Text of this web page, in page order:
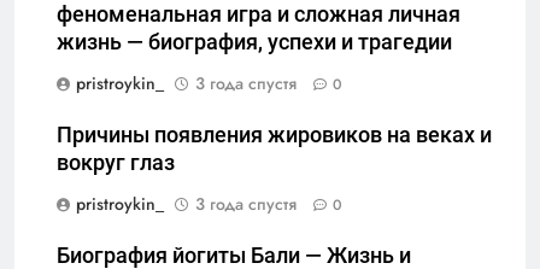
феноменальная игра и сложная личная
жизнь — биография, успехи и трагедии
pristroykin_
3 года спустя 0
Причины появления жировиков на веках и
вокруг глаз
pristroykin_
3 года спустя 0
Биография йогиты Бали — Жизнь и